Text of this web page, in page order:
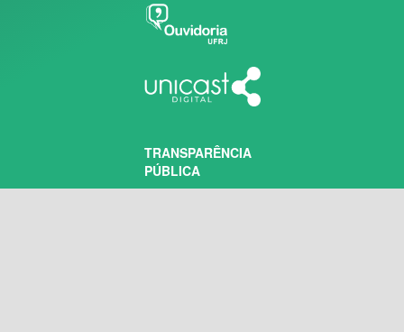
TRANSPARÊNCIA
PÚBLICA